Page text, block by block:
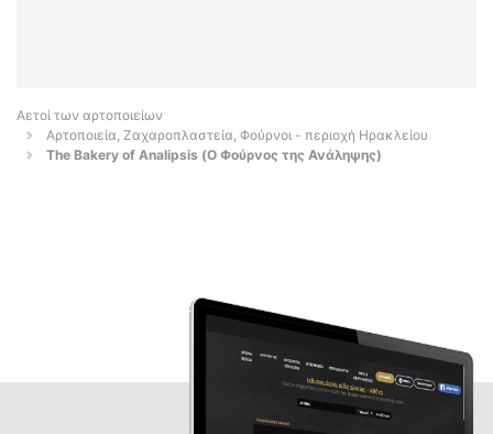
Αετοί των αρτοποιείων
Αρτοποιεία, Ζαχαροπλαστεία, Φούρνοι - περιοχή Ηρακλείου
The Bakery of Analipsis (Ο Φούρνος της Ανάληψης)